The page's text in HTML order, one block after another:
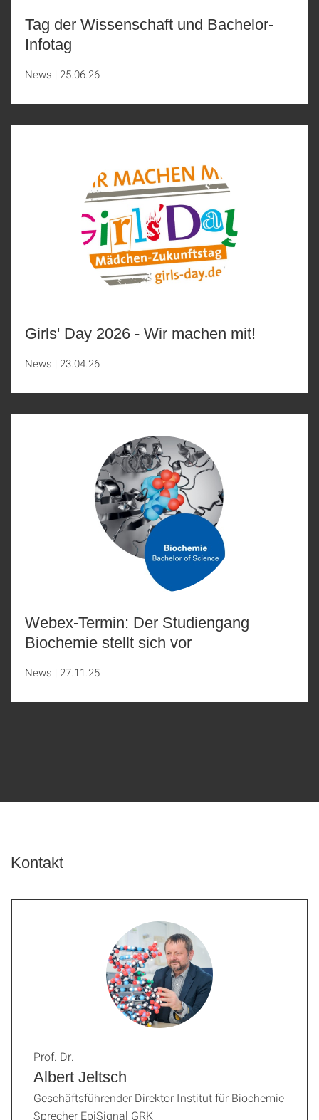
Tag der Wissenschaft und Bachelor-
Infotag
News 25.06.26
Girls' Day 2026 - Wir machen mit!
News 23.04.26
Webex-Termin: Der Studiengang
Biochemie stellt sich vor
News 27.11.25
Kontakt
Albert Jeltsch
Prof. Dr.
Geschäftsführender Direktor Institut für Biochemie
Sprecher EpiSignal GRK